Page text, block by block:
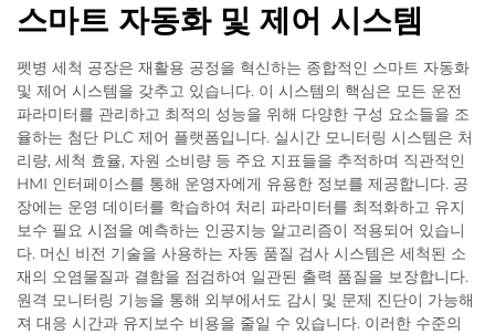
스마트 자동화 및 제어 시스템
펫병 세척 공장은 재활용 공정을 혁신하는 종합적인 스마트 자동화
및 제어 시스템을 갖추고 있습니다. 이 시스템의 핵심은 모든 운전
파라미터를 관리하고 최적의 성능을 위해 다양한 구성 요소들을 조
율하는 첨단 PLC 제어 플랫폼입니다. 실시간 모니터링 시스템은 처
리량, 세척 효율, 자원 소비량 등 주요 지표들을 추적하며 직관적인
HMI 인터페이스를 통해 운영자에게 유용한 정보를 제공합니다. 공
장에는 운영 데이터를 학습하여 처리 파라미터를 최적화하고 유지
보수 필요 시점을 예측하는 인공지능 알고리즘이 적용되어 있습니
다. 머신 비전 기술을 사용하는 자동 품질 검사 시스템은 세척된 소
재의 오염물질과 결함을 점검하여 일관된 출력 품질을 보장합니다.
원격 모니터링 기능을 통해 외부에서도 감시 및 문제 진단이 가능해
져 대응 시간과 유지보수 비용을 줄일 수 있습니다. 이러한 수준의